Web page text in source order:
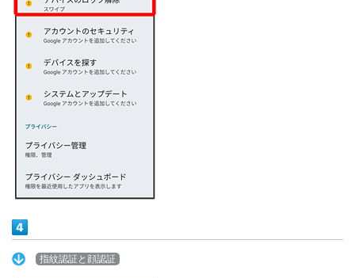
指紋認証と顔認証